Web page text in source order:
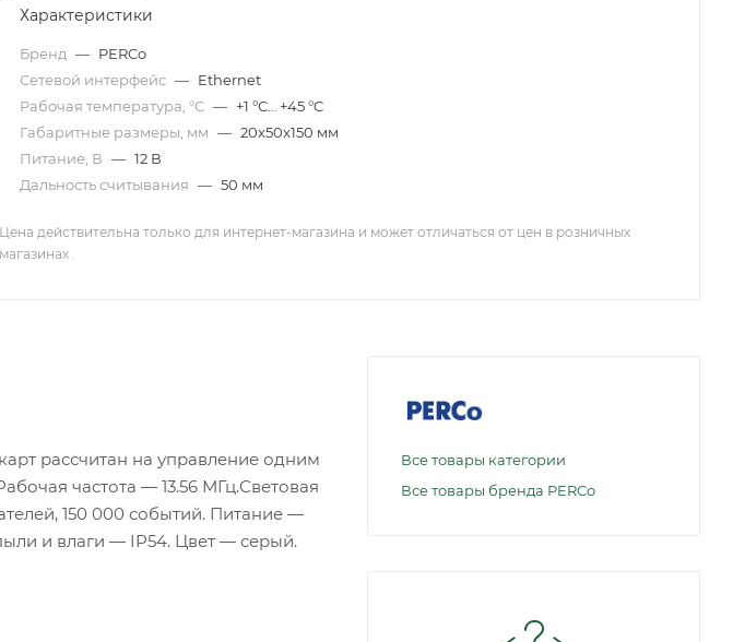
Характеристики
Бренд — PERCo
Сетевой интерфейс — Ethernet
Рабочая температура, °С — +1 °С… +45 °C
Габаритные размеры, мм — 20x50x150 мм
Питание, В — 12 В
Дальность считывания — 50 мм
Цена действительна только для интернет-магазина и может отличаться от цен в розничных
магазинах .
рассчитан на управление одним
частота — 13.56 МГц.Световая
150 000 событий. Питание —
и влаги — IP54. Цвет — серый.
Все товары категории
Все товары бренда PERCo